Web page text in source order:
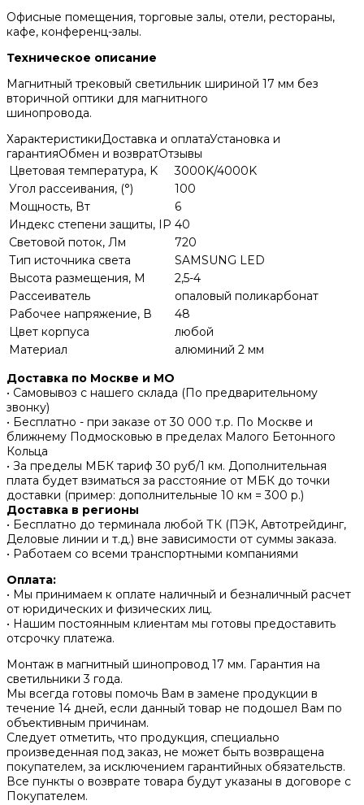
Офисные помещения, торговые залы, отели, рестораны,
кафе, конференц-залы.
Техническое описание
Магнитный трековый светильник шириной 17 мм без
вторичной оптики для магнитного
шинопровода.
ХарактеристикиДоставка и оплатаУстановка и
гарантияОбмен и возвратОтзывы
Цветовая температура, K
3000K/4000K
Угол рассеивания, (°)
100
Мощность, Вт
6
Индекс степени защиты, IP 40
Световой поток, Лм
720
Тип источника света
SAMSUNG LED
Высота размещения, М
2,5-4
Рассеиватель
опаловый поликарбонат
Рабочее напряжение, В
48
Цвет корпуса
любой
Материал
алюминий 2 мм
Доставка по Москве и МО
• Самовывоз с нашего склада (По предварительному
звонку)
• Бесплатно - при заказе от 30 000 т.р. По Москве и
ближнему Подмосковью в пределах Малого Бетонного
Кольца
• За пределы МБК тариф 30 руб/1 км. Дополнительная
плата будет взиматься за расстояние от МБК до точки
доставки (пример: дополнительные 10 км = 300 р.)
Доставка в регионы
• Бесплатно до терминала любой ТК (ПЭК, Автотрейдинг,
Деловые линии и т.д.) вне зависимости от суммы заказа.
• Работаем со всеми транспортными компаниями
Оплата:
• Мы принимаем к оплате наличный и безналичный расчет
от юридических и физических лиц.
• Нашим постоянным клиентам мы готовы предоставить
отсрочку платежа.
Монтаж в магнитный шинопровод 17 мм. Гарантия на
светильники 3 года.
Мы всегда готовы помочь Вам в замене продукции в
течение 14 дней, если данный товар не подошел Вам по
объективным причинам.
Следует отметить, что продукция, специально
произведенная под заказ, не может быть возвращена
покупателем, за исключением гарантийных обязательств.
Все пункты о возврате товара будут указаны в договоре с
Покупателем.